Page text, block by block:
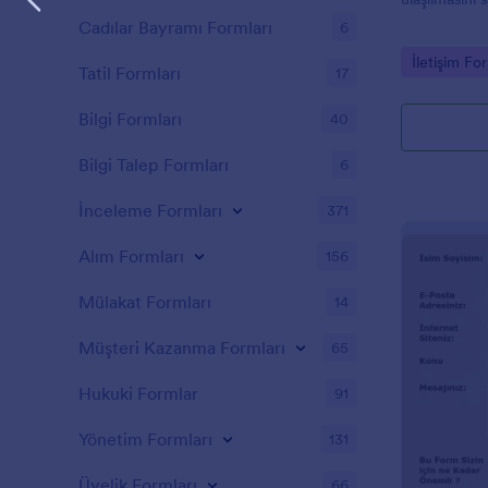
Go to
İletişim
Cadılar Bayramı Formları 6
Tatil Formları 17
Bilgi Formları 40
Bilgi Talep Formları 6
İnceleme Formları 371
Alım Formları 156
Mülakat Formları 14
Müşteri Kazanma Formları 65
Hukuki Formlar 91
Yönetim Formları 131